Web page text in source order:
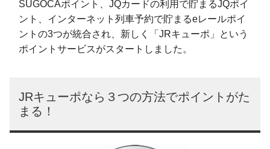
SUGOCAポイント、JQカードの利用で貯まるJQポイ
ント、インターネット列車予約で貯まるeレールポイ
ントの3つが統合され、新しく「JRキューポ」という
ポイントサービスがスタートしました。
JRキューポなら３つの方法でポイントがた
まる！